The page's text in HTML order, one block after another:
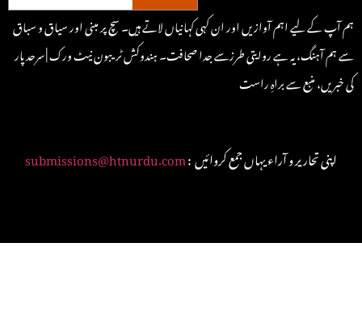
ہم آپ کے لیے اہم آوازیں اور ان کہی کہانیاں لاتے ہیں۔ سچ پر مبنی اور سیاق و سباق
سے ہم آہنگ، یہ ہے روایتی طرزسے جدا صحافت۔ ہندوکش ٹریبون نیٹ ورک | سرحد پار
کی خبریں، منبع سے براہِ راست
submissions@htnurdu.com : اپنی تحاریر و آراء یہاں جمع کروائیں